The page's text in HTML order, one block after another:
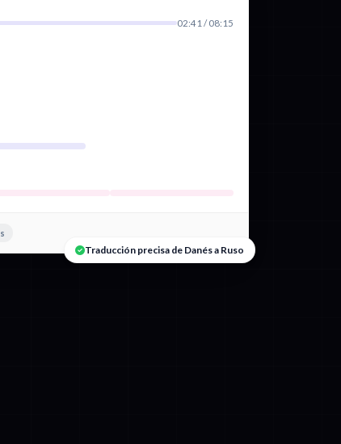
02:41 / 08:15
Traducción precisa de Danés a Ruso